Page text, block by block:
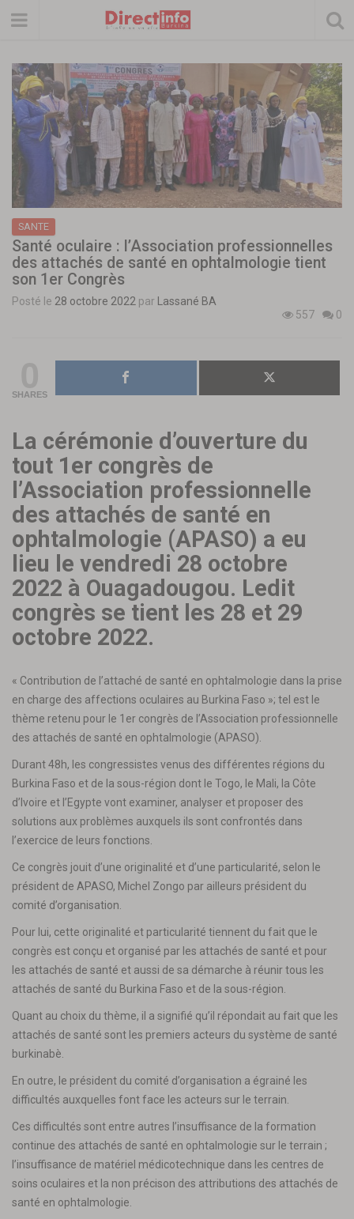
SANTE
Santé oculaire : l’Association professionnelles
des attachés de santé en ophtalmologie tient
son 1er Congrès
Posté le 28 octobre 2022 par Lassané BA
557
0
SHARES
La cérémonie d’ouverture du
tout 1er congrès de
l’Association professionnelle
des attachés de santé en
ophtalmologie (APASO) a eu
lieu le vendredi 28 octobre
2022 à Ouagadougou. Ledit
congrès se tient les 28 et 29
octobre 2022.
« Contribution de l’attaché de santé en ophtalmologie dans la prise
en charge des affections oculaires au Burkina Faso »; tel est le
thème retenu pour le 1er congrès de l’Association professionnelle
des attachés de santé en ophtalmologie (APASO).
Durant 48h, les congressistes venus des différentes régions du
Burkina Faso et de la sous-région dont le Togo, le Mali, la Côte
d’Ivoire et l’Egypte vont examiner, analyser et proposer des
solutions aux problèmes auxquels ils sont confrontés dans
l’exercice de leurs fonctions.
Ce congrès jouit d’une originalité et d’une particularité, selon le
président de APASO, Michel Zongo par ailleurs président du
comité d’organisation.
Pour lui, cette originalité et particularité tiennent du fait que le
congrès est conçu et organisé par les attachés de santé et pour
les attachés de santé et aussi de sa démarche à réunir tous les
attachés de santé du Burkina Faso et de la sous-région.
Quant au choix du thème, il a signifié qu’il répondait au fait que les
attachés de santé sont les premiers acteurs du système de santé
burkinabè.
En outre, le président du comité d’organisation a égrainé les
difficultés auxquelles font face les acteurs sur le terrain.
Ces difficultés sont entre autres l’insuffisance de la formation
continue des attachés de santé en ophtalmologie sur le terrain ;
l’insuffisance de matériel médicotechnique dans les centres de
soins oculaires et la non précison des attributions des attachés de
santé en ophtalmologie.